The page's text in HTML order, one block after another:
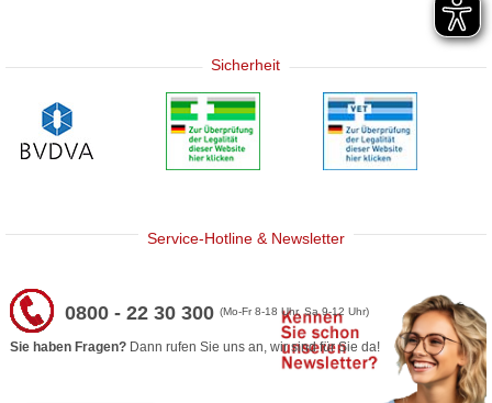
Sicherheit
Service-Hotline & Newsletter
0800 - 22 30 300(Mo-Fr 8-18 Uhr, Sa 9-12 Uhr)
Sie haben Fragen? Dann rufen Sie uns an, wir sind für Sie da!